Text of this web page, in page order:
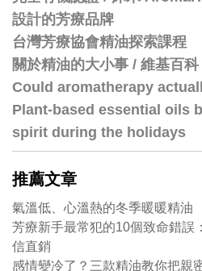
設計的芳療品牌
台灣芳療協會精油探索課程
關於精油的大小事 / 維基百科
Could aromatherapy
Plant-based essential oils
spirit during the holidays
推薦文章
氣溫低、心溫熱的冬季暖暖精油
芳療新手最常犯的10個致命錯誤
信直銷
感情變冷了？三款精油教你把親